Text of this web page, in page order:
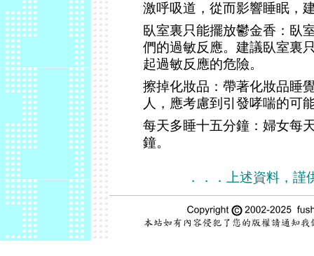
激呼吸道，從而影響睡眠，
臥室裏只能擺放鬱金香：臥
們的過敏反應。建議臥室裏
起過敏反應的危險。
擦掉化妝品：帶著化妝品睡
人，應考慮到引發哮喘的可
每天多睡十五分鐘：婦女每
鐘。
．．．上述資料，